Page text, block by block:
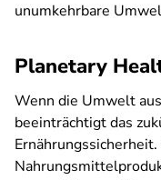
unumkehrbare
Planetary
Wenn die Umwelt
beeinträchtigt das